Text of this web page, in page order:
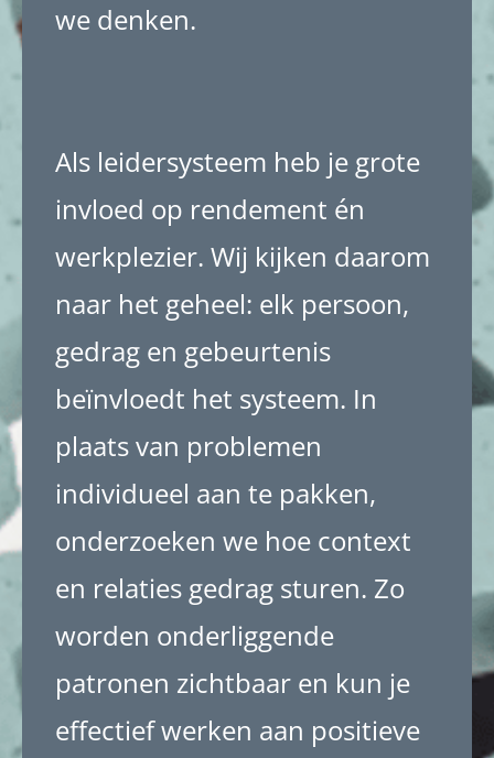
we denken.
Als leidersysteem heb je grote
invloed op rendement én
werkplezier. Wij kijken daarom
naar het geheel: elk persoon,
gedrag en gebeurtenis
beïnvloedt het systeem. In
plaats van problemen
individueel aan te pakken,
onderzoeken we hoe context
en relaties gedrag sturen. Zo
worden onderliggende
patronen zichtbaar en kun je
effectief werken aan positieve